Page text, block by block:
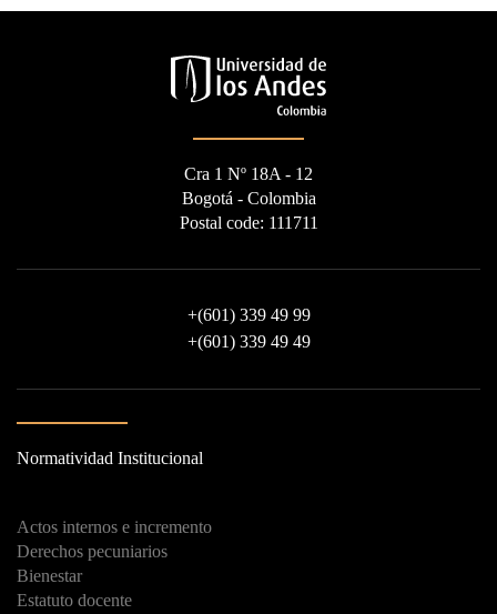
Cra 1 Nº 18A - 12
Bogotá - Colombia
Postal code: 111711
+(601) 339 49 99
+(601) 339 49 49
Normatividad Institucional
Actos internos e incremento
Derechos pecuniarios
Bienestar
Estatuto docente